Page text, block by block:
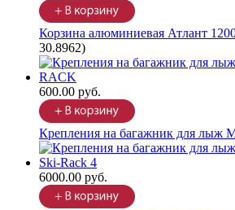
Корзина алюминиевая Атлант
30.8962)
600.00 руб.
Крепления на багажник для лыж
6000.00 руб.